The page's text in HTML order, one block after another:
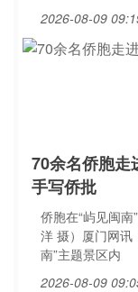
2026-08-09
70余名侨胞
手写侨批
侨胞在“屿见闽
洋 摄）厦门网讯
南”主题景区内
2026-08-09